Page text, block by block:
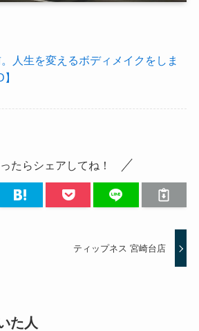
人生を変えるボディメイクをしま
たらシェアしてね！
ティップネス 宮崎台店
た人